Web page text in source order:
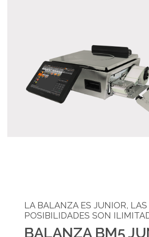
LA BALANZA ES JUNIOR, LAS
POSIBILIDADES SON
BALANZA BM5